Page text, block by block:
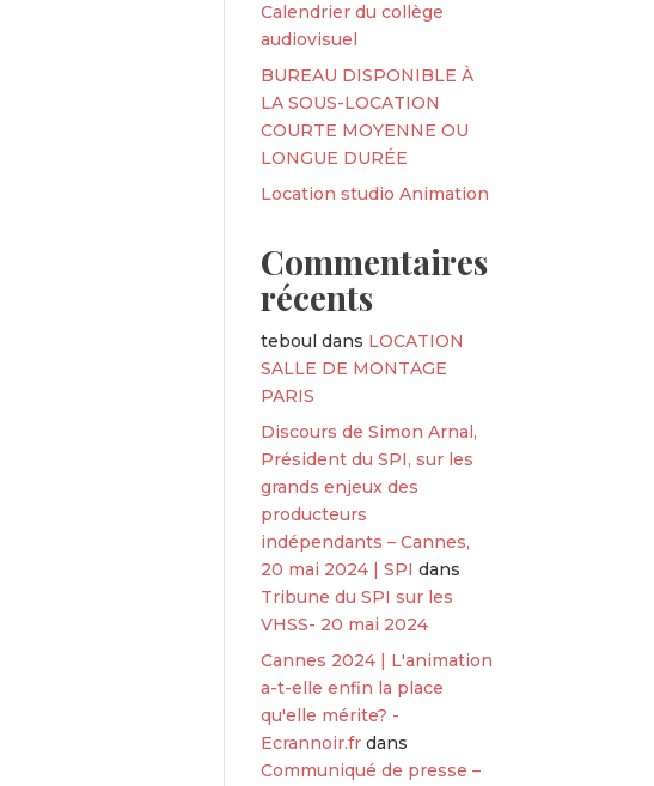
Calendrier du collège
audiovisuel
BUREAU DISPONIBLE À
LA SOUS-LOCATION
COURTE MOYENNE OU
LONGUE DURÉE
Location studio Animation
Commentaires
récents
teboul dans LOCATION
SALLE DE MONTAGE
PARIS
Discours de Simon Arnal,
Président du SPI, sur les
grands enjeux des
producteurs
indépendants – Cannes,
20 mai 2024 | SPI dans
Tribune du SPI sur les
VHSS- 20 mai 2024
Cannes 2024 | L'animation
a-t-elle enfin la place
qu'elle mérite? -
Ecrannoir.fr dans
Communiqué de presse –